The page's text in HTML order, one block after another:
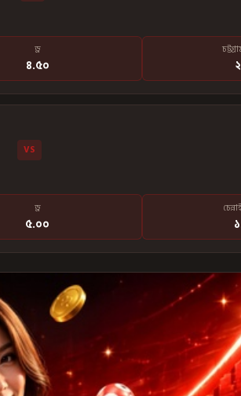
ড্র
৪.৫০
VS
ড্র
৫.০০